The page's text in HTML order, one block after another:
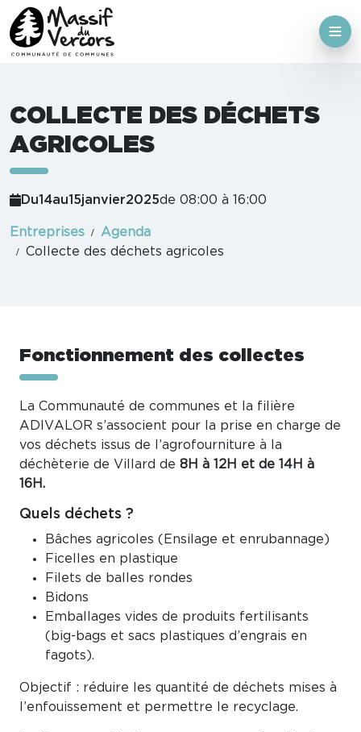
COLLECTE DES DÉCHETS
AGRICOLES
Du14au15janvier2025de 08:00 à 16:00
Entreprises
Agenda
Collecte des déchets agricoles
Fonctionnement des collectes
La Communauté de communes et la filière
ADIVALOR s’associent pour la prise en charge de
vos déchets issus de l’agrofourniture à la
déchèterie de Villard de 8H à 12H et de 14H à
16H.
Quels déchets ?
Bâches agricoles (Ensilage et enrubannage)
Ficelles en plastique
Filets de balles rondes
Bidons
Emballages vides de produits fertilisants
(big-bags et sacs plastiques d’engrais en
fagots).
Objectif : réduire les quantité de déchets mises à
l’enfouissement et permettre le recyclage.